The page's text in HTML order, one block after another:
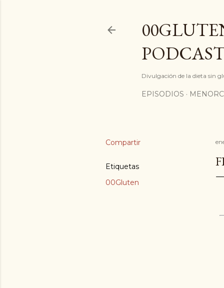
Divulgación de la dieta sin
EPISODIOS
Compartir
Etiquetas
00Gluten